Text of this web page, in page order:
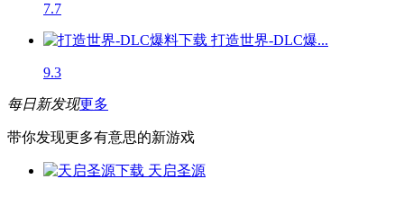
7.7
打造世界-DLC爆...
9.3
每日新发现更多
带你发现更多有意思的新游戏
天启圣源